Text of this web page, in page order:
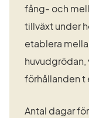
fång- och
tillväxt under
etablera
huvudgrödan,
förhållanden t
Antal dagar